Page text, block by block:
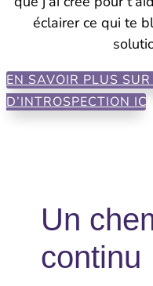
éclairer ce qui te
EN SAVOIR PLUS
D’INTROSPECTION ICI
Un
continu